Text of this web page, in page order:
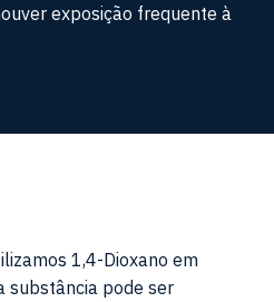
exposição frequente à
1,4-Dioxano em
substância pode ser